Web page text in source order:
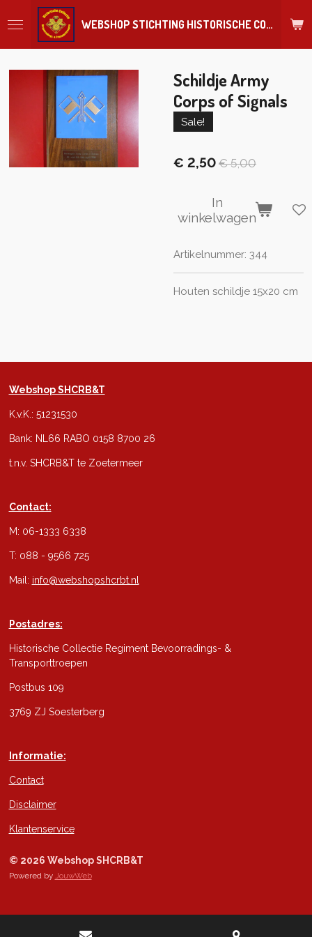
direct
hoofdinhoud
WEBSHOP STICHTING HISTORISCHE COLLECTIE REGIMENT
Schildje Army
Corps of Signals
Sale!
€ 2,50 € 5,00
In
winkelwagen
Artikelnummer: 344
Houten schildje 15x20 cm
Webshop SHCRB&T
K.v.K.: 51231530
Bank: NL66 RABO 0158 8700 26
t.n.v. SHCRB&T te Zoetermeer
Contact:
M: 06-1333 6338
T: 088 - 9566 725
Mail: info@webshopshcrbt.nl
Postadres:
Historische Collectie Regiment Bevoorradings- &
Transporttroepen
Postbus 109
3769 ZJ Soesterberg
Informatie:
Contact
Disclaimer
Klantenservice
© 2026 Webshop SHCRB&T
Powered by JouwWeb